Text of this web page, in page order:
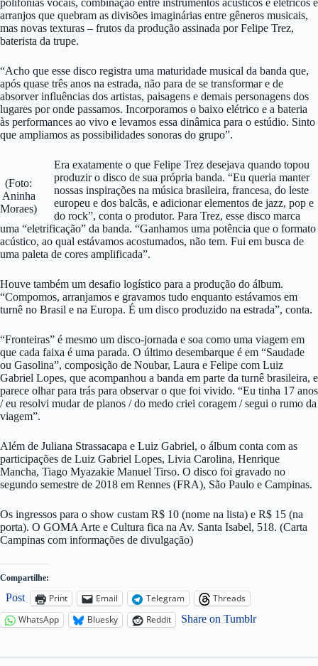
arranjos que quebram as divisões imaginárias entre gêneros musicais,
mas novas texturas – frutos da produção assinada por Felipe Trez,
baterista da trupe.
“Acho que esse disco registra uma maturidade musical da banda que,
após quase três anos na estrada, não para de se transformar e de
absorver influências dos artistas, paisagens e demais personagens dos
lugares por onde passamos. Incorporamos o baixo elétrico e a bateria
às performances ao vivo e levamos essa dinâmica para o estúdio. Sinto
que ampliamos as possibilidades sonoras do grupo”.
(Foto:
Aninha
Moraes)
Era exatamente o que Felipe Trez desejava quando topou
produzir o disco de sua própria banda. “Eu queria manter
nossas inspirações na música brasileira, francesa, do leste
europeu e dos balcãs, e adicionar elementos de jazz, pop e
do rock”, conta o produtor. Para Trez, esse disco marca
uma “eletrificação” da banda. “Ganhamos uma potência que o formato
acústico, ao qual estávamos acostumados, não tem. Fui em busca de
uma paleta de cores amplificada”.
Houve também um desafio logístico para a produção do álbum.
“Compomos, arranjamos e gravamos tudo enquanto estávamos em
turnê no Brasil e na Europa. É um disco produzido na estrada”, conta.
“Fronteiras” é mesmo um disco-jornada e soa como uma viagem em
que cada faixa é uma parada. O último desembarque é em “Saudade
ou Gasolina”, composição de Noubar, Laura e Felipe com Luiz
Gabriel Lopes, que acompanhou a banda em parte da turnê brasileira, e
parece olhar para trás para observar o que foi vivido. “Eu tinha 17 anos
/ eu resolvi mudar de planos / do medo criei coragem / segui o rumo da
viagem”.
Além de Juliana Strassacapa e Luiz Gabriel, o álbum conta com as
participações de Luiz Gabriel Lopes, Livia Carolina, Henrique
Mancha, Tiago Myazakie Manuel Tirso. O disco foi gravado no
segundo semestre de 2018 em Rennes (FRA), São Paulo e Campinas.
Os ingressos para o show custam R$ 10 (nome na lista) e R$ 15 (na
porta). O GOMA Arte e Cultura fica na Av. Santa Isabel, 518. (Carta
Campinas com informações de divulgação)
Compartilhe:
Post Print Email Telegram
Threads
WhatsApp
Bluesky Reddit Share on Tumblr